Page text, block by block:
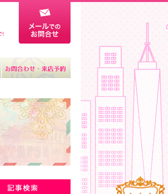
新着物件情報